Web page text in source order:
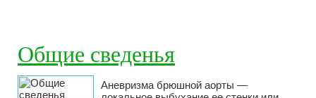
Общие сведенья
Аневризма брюшной аорты —